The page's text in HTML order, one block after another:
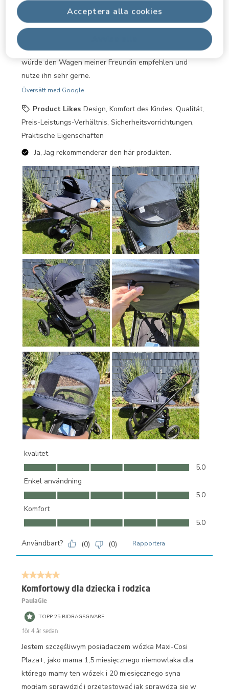
Acceptera alla cookies
kleiner trotziger und zappeldender Mäuse vereinfacht,
ein absoluter Game-Changer und sehr gut durchdacht.
zusammenklappen und super im Auto verstauen. Ich
würde den Wagen meiner Freundin empfehlen und
nutze ihn sehr gerne.
Översätt med Google
Product Likes Design, Komfort des Kindes, Qualität,
Preis-Leistungs-Verhältnis, Sicherheitsvorrichtungen,
Praktische Eigenschaften
Ja, Jag rekommenderar den här produkten.
kvalitet
kvalitet, 5.0 av 5
5.0
Enkel användning
Enkel användning, 5.0 av 5
5.0
Komfort
Komfort, 5.0 av 5
5.0
Användbart? (0) (0) Rapportera
5 av 5 stjärnor.
Komfortowy dla dziecka i rodzica
PaulaGie
TOPP 25 BIDRAGSGIVARE
för 4 år sedan
Jestem szczęśliwym posiadaczem wózka Maxi-Cosi
Plaza+, jako mama 1,5 miesięcznego niemowlaka dla
którego mamy ten wózek i 20 miesięcznego syna
mogłam sprawdzić i przetestować jak sprawdza się w